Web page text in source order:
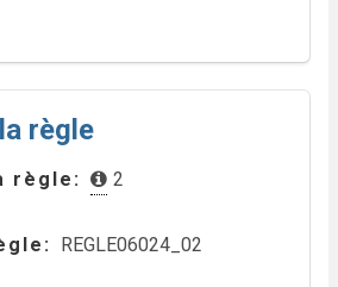
règle
règle 2
REGLE06024_02